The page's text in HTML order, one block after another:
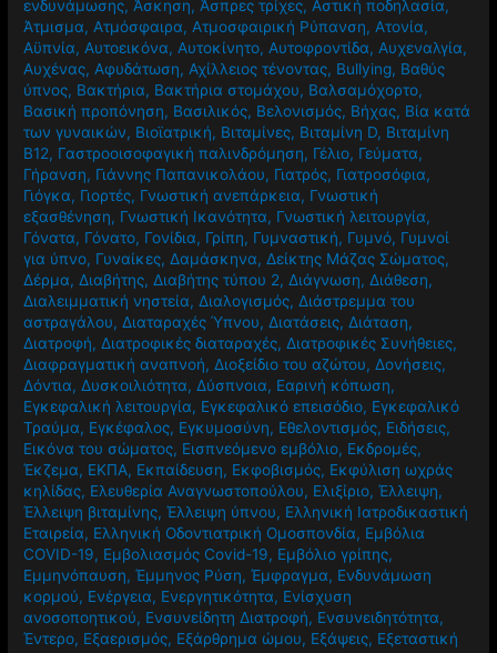
ενδυνάμωσης, Άσκηση, Άσπρες τρίχες, Αστική ποδηλασία,
Άτμισμα, Ατμόσφαιρα, Ατμοσφαιρική Ρύπανση, Ατονία,
Αϋπνία, Αυτοεικόνα, Αυτοκίνητο, Αυτοφροντίδα, Αυχεναλγία,
Αυχένας, Αφυδάτωση, Αχίλλειος τένοντας, Βullying, Βαθύς
ύπνος, Βακτήρια, Βακτήρια στομάχου, Βαλσαμόχορτο,
Βασική προπόνηση, Βασιλικός, Βελονισμός, Βήχας, Βία κατά
των γυναικών, Βιοϊατρική, Βιταμίνες, Βιταμίνη D, Βιταμίνη
Β12, Γαστροοισοφαγική παλινδρόμηση, Γέλιο, Γεύματα,
Γήρανση, Γιάννης Παπανικολάου, Γιατρός, Γιατροσόφια,
Γιόγκα, Γιορτές, Γνωστική ανεπάρκεια, Γνωστική
εξασθένηση, Γνωστική Ικανότητα, Γνωστική λειτουργία,
Γόνατα, Γόνατο, Γονίδια, Γρίπη, Γυμναστική, Γυμνό, Γυμνοί
για ύπνο, Γυναίκες, Δαμάσκηνα, Δείκτης Μάζας Σώματος,
Δέρμα, Διαβήτης, Διαβήτης τύπου 2, Διάγνωση, Διάθεση,
Διαλειμματική νηστεία, Διαλογισμός, Διάστρεμμα του
αστραγάλου, Διαταραχές Ύπνου, Διατάσεις, Διάταση,
Διατροφή, Διατροφικές διαταραχές, Διατροφικές Συνήθειες,
Διαφραγματική αναπνοή, Διοξείδιο του αζώτου, Δονήσεις,
Δόντια, Δυσκοιλιότητα, Δύσπνοια, Εαρινή κόπωση,
Εγκεφαλική λειτουργία, Εγκεφαλικό επεισόδιο, Εγκεφαλικό
Τραύμα, Εγκέφαλος, Εγκυμοσύνη, Εθελοντισμός, Ειδήσεις,
Εικόνα του σώματος, Εισπνεόμενο εμβόλιο, Εκδρομές,
Έκζεμα, ΕΚΠΑ, Εκπαίδευση, Εκφοβισμός, Εκφύλιση ωχράς
κηλίδας, Ελευθερία Αναγνωστοπούλου, Ελιξίριο,Έλλειψη,
Έλλειψη βιταμίνης,Έλλειψη ύπνου, Ελληνική Ιατροδικαστική
Εταιρεία, Ελληνική Οδοντιατρική Ομοσπονδία, Εμβόλια
COVID-19, Εμβολιασμός Covid-19, Εμβόλιο γρίπης,
Εμμηνόπαυση,Έμμηνος Ρύση,Έμφραγμα, Ενδυνάμωση
κορμού, Ενέργεια, Ενεργητικότητα, Ενίσχυση
ανοσοποητικού, Ενσυνείδητη Διατροφή, Ενσυνειδητότητα,
Έντερο, Εξαερισμός, Εξάρθρημα ώμου, Εξάψεις, Εξεταστική